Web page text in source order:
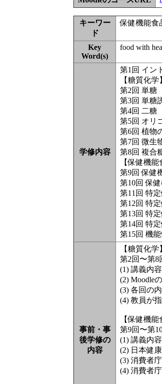
キーワー
ド
保健機能食
Key
Word(s)
food with
学修内容
第1回 イン
【糖質化学
第2回 単糖
第3回 単糖
第4回 二糖
第5回 オリ
第6回 植物
第7回 微生
第8回 複合
【保健機能
第9回 保健
第10回 保
第11回 特
第12回 特
第13回 特
第14回 特
第15回 機
事前・事
後学修の
内容
【糖質化学
第2回〜第8
(1) 講義内
(2) Moodle
(3) 各回の
(4) 教員が
【保健機能
第9回〜第
(1) 講義内
(2) 日本健
(3) 消費者
(4) 消費者